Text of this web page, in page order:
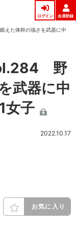
ログイン 会員登録
えた体幹の強さを武器に中
野
武器に中
女子
2022.10.17
お気に入り